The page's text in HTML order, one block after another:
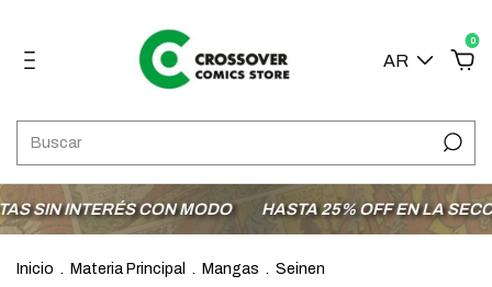
AR
0
CON MODO HASTA 25% OFF EN LA SECCIÓN
Inicio . Materia Principal . Mangas . Seinen